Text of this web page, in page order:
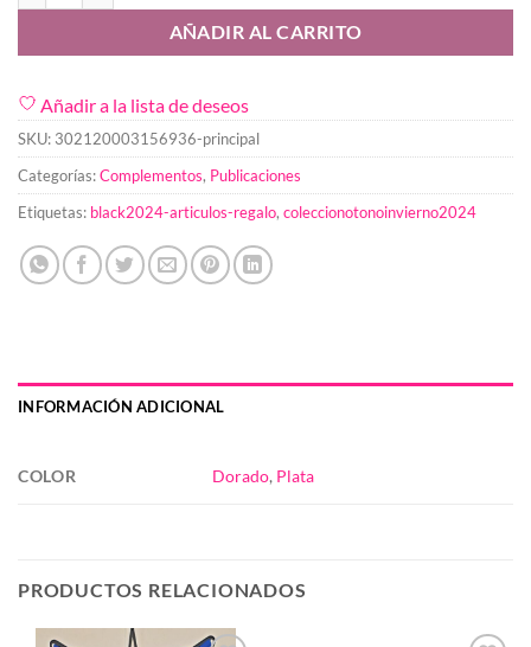
AÑADIR AL CARRITO
Añadir a la lista de deseos
SKU: 302120003156936-principal
Categorías:Complementos, Publicaciones
Etiquetas: black2024-articulos-regalo, coleccionotonoinvierno2024
INFORMACIÓN ADICIONAL
COLOR Dorado, Plata
PRODUCTOS RELACIONADOS